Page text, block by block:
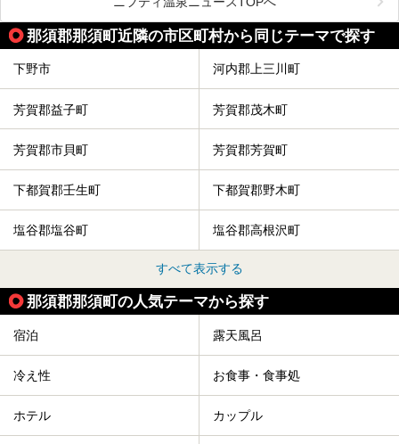
この記事では、塩原温泉の概要や魅力とともに、おすすめの
宿泊施設と観光・グルメスポット、日帰り温泉を順に紹介し
ます。
塩原温泉で、いつもの温泉旅行とは一味違う旅行体験をして
みませんか。
やキッズエリア、カフェレストランなど、施設の隅々までチ
ェックしてきました！
那須郡那須町近隣の市区町村から同じテーマで探す
下野市 河内郡上三川町
芳賀郡益子町 芳賀郡茂木町
芳賀郡市貝町 芳賀郡芳賀町
下都賀郡壬生町 下都賀郡野木町
塩谷郡塩谷町 塩谷郡高根沢町
すべて表示する
那須郡那須町の人気テーマから探す
宿泊 露天風呂
冷え性 お食事・食事処
ホテル カップル